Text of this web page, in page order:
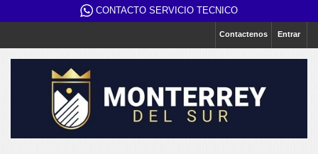
CONTACTO SERVICIO TECNICO
Entrar
Contactenos